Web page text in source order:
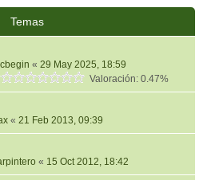
Temas
« 29 May 2025, 18:59
Valoración: 0.47%
« 21 Feb 2013, 09:39
« 15 Oct 2012, 18:42